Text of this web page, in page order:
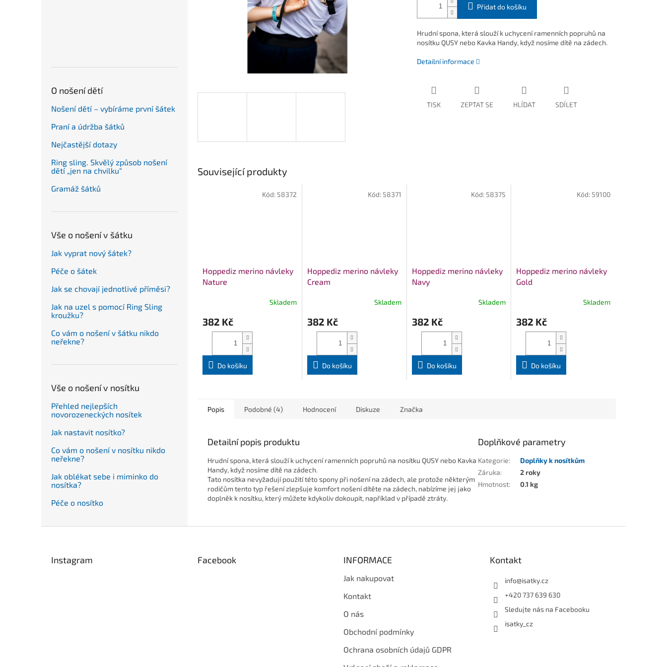
O nošení dětí
Nošení dětí – vybíráme první šátek
Praní a údržba šátků
Nejčastější dotazy
Ring sling. Skvělý způsob nošení
dětí „jen na chvilku“
Gramáž šátků
Vše o nošení v šátku
Jak vyprat nový šátek?
Péče o šátek
Jak se chovají jednotlivé příměsi?
Jak na uzel s pomocí Ring Sling
kroužku?
Co vám o nošení v šátku nikdo
neřekne?
Vše o nošení v nosítku
Přehled nejlepších
novorozeneckých nosítek
Jak nastavit nosítko?
Co vám o nošení v nosítku nikdo
neřekne?
Jak oblékat sebe i miminko do
nosítka?
Péče o nosítko
Přidat do košíku
Hrudní spona, která slouží k uchycení ramenních popruhů na
nosítku QUSY nebo Kavka Handy, když nosíme dítě na zádech.
Detailní informace
TISK ZEPTAT SE HLÍDAT SDÍLET
Související produkty
Hoppediz merino návleky
Nature
Skladem
382 Kč
Do košíku
Kód: 58372
Hoppediz merino návleky
Cream
Skladem
382 Kč
Do košíku
Kód: 58371
Hoppediz merino návleky
Navy
Skladem
382 Kč
Do košíku
Kód: 58375
Hoppediz merino návleky
Gold
Skladem
382 Kč
Do košíku
Kód: 59100
Popis Podobné (4) Hodnocení Diskuze Značka
Detailní popis produktu
Hrudní spona, která slouží k uchycení ramenních popruhů na nosítku QUSY nebo Kavka
Handy, když nosíme dítě na zádech.
Tato nosítka nevyžadují použití této spony při nošení na zádech, ale protože některým
rodičům tento typ řešení zlepšuje komfort nošení dítěte na zádech, nabízíme jej jako
doplněk k nosítku, který můžete kdykoliv dokoupit, například v případě ztráty.
Doplňkové parametry
Kategorie:
Doplňky k nosítkům
Záruka:
2 roky
Hmotnost: 0.1 kg
Instagram Facebook INFORMACE
Jak nakupovat
Kontakt
O nás
Obchodní podmínky
Ochrana osobních údajů GDPR
Kontakt
info@isatky.cz
+420 737 639 630
Sledujte nás na Facebooku
isatky_cz